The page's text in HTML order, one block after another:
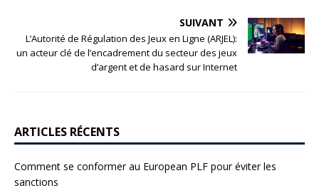
SUIVANT
L’Autorité de Régulation des Jeux en Ligne (ARJEL):
un acteur clé de l’encadrement du secteur des jeux
d’argent et de hasard sur Internet
ARTICLES RÉCENTS
Comment se conformer au European PLF pour éviter les
sanctions